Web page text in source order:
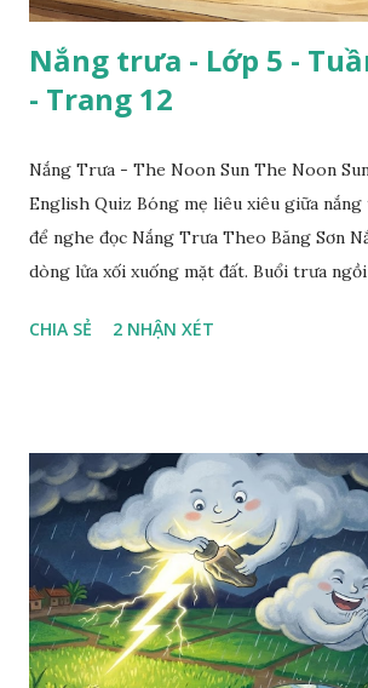
Nắng trưa - Lớp 5 -
- Trang 12
Nắng Trưa - The Noon Sun The Noon
English Quiz Bóng mẹ liêu xiêu giữa
để nghe đọc Nắng Trưa Theo Băng Sơn
dòng lửa xối xuống mặt đất. Buổi trưa
CHIA SẺ 2 NHẬN XÉT